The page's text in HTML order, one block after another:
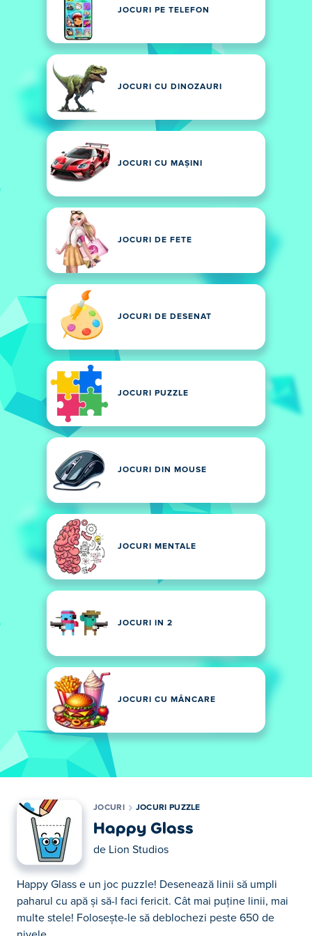
JOCURI PE TELEFON
JOCURI CU DINOZAURI
JOCURI CU MAȘINI
JOCURI DE FETE
JOCURI DE DESENAT
JOCURI PUZZLE
JOCURI DIN MOUSE
JOCURI MENTALE
JOCURI IN 2
JOCURI CU MÂNCARE
JOCURI JOCURI PUZZLE
Happy Glass
de Lion Studios
Happy Glass e un joc puzzle! Desenează linii să umpli
paharul cu apă și să-l faci fericit. Cât mai puține linii, mai
multe stele! Folosește-le să deblochezi peste 650 de